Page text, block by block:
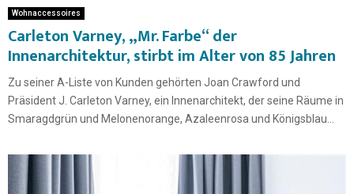
Wohnaccessoires
Carleton Varney, „Mr. Farbe“ der
Innenarchitektur, stirbt im Alter von 85 Jahren
Zu seiner A-Liste von Kunden gehörten Joan Crawford und
Präsident J. Carleton Varney, ein Innenarchitekt, der seine Räume in
Smaragdgrün und Melonenorange, Azaleenrosa und Königsblau...